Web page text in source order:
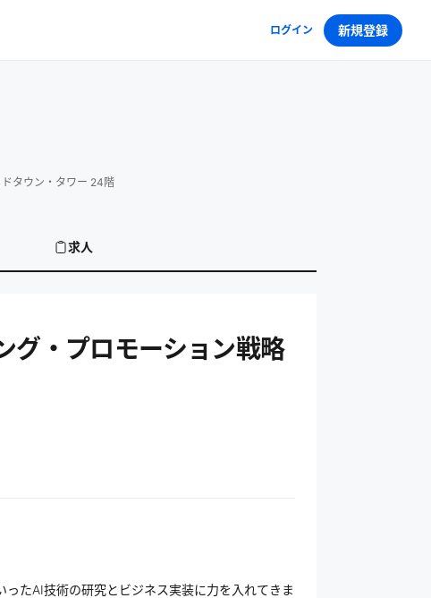
ログイン 新規登録
タウン・タワー 24階
求人
グ・プロモーション戦略
たAI技術の研究とビジネス実装に力を入れてきま